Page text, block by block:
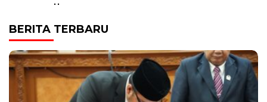
BERITA TERBARU